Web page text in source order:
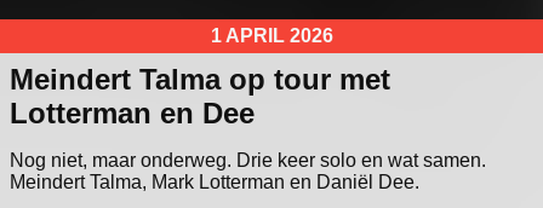
1 APRIL 2026
Meindert Talma op tour met
Lotterman en Dee
Nog niet, maar onderweg. Drie keer solo en wat samen.
Meindert Talma, Mark Lotterman en Daniël Dee.